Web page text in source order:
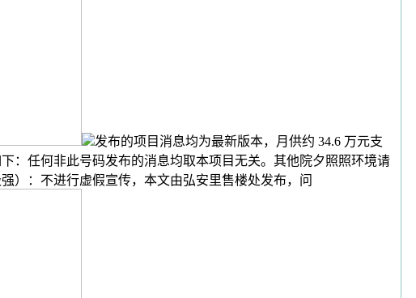
发布的项目消息均为最新版本，月供约 34.6 万元支
：任何非此号码发布的消息均取本项目无关。其他院夕照照环境请
）：不进行虚假宣传，本文由弘安里售楼处发布，问